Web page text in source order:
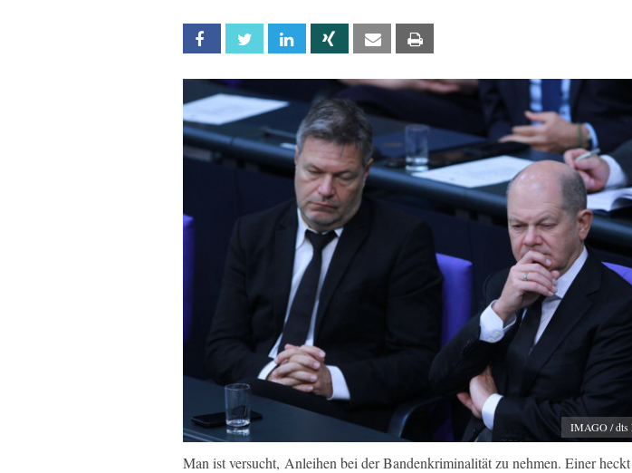
Facebook Twitter Linkedin Xing Email
IMAGO / dts
Man ist versucht, Anleihen bei der Bandenkriminalität zu nehmen. Einer heckt